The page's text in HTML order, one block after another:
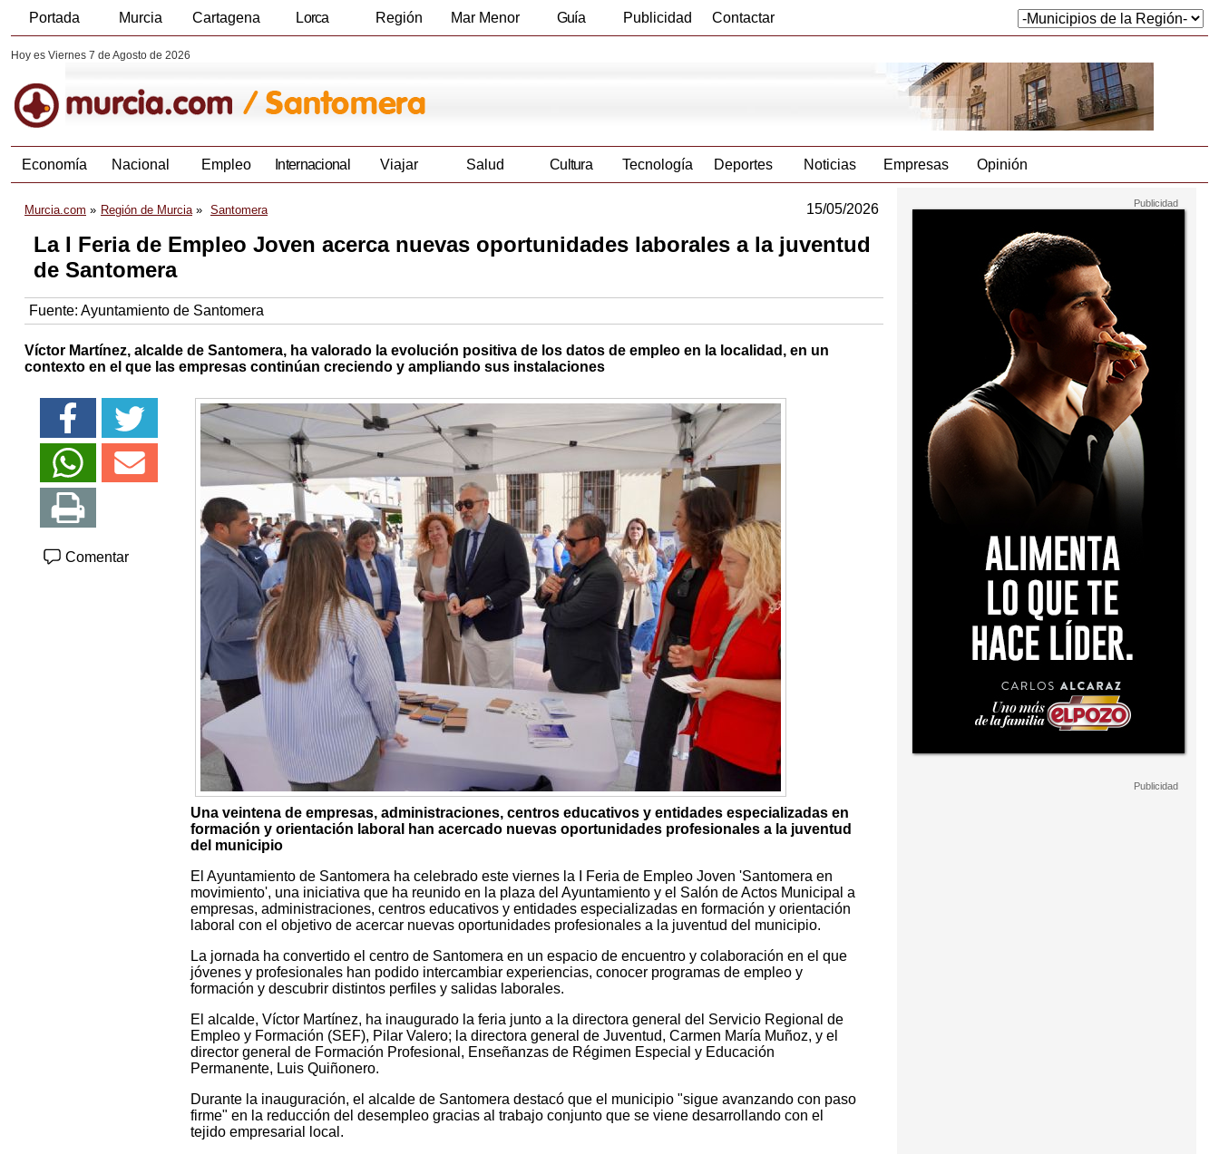
Portada Murcia Cartagena Lorca Región Mar Menor Guía Publicidad Contactar
Hoy es Viernes 7 de Agosto de 2026
Economía Nacional Empleo Internacional Viajar Salud Cultura Tecnología Deportes Noticias Empresas Opinión
Murcia.com Región de Murcia Santomera 15/05/2026
La I Feria de Empleo Joven acerca nuevas oportunidades laborales a la juventud
de Santomera
Fuente: Ayuntamiento de Santomera
Víctor Martínez, alcalde de Santomera, ha valorado la evolución positiva de los datos de empleo en la localidad, en un
contexto en el que las empresas continúan creciendo y ampliando sus instalaciones
Comentar
Una veintena de empresas, administraciones, centros educativos y entidades especializadas en
formación y orientación laboral han acercado nuevas oportunidades profesionales a la juventud
del municipio
El Ayuntamiento de Santomera ha celebrado este viernes la I Feria de Empleo Joven 'Santomera en
movimiento', una iniciativa que ha reunido en la plaza del Ayuntamiento y el Salón de Actos Municipal a
empresas, administraciones, centros educativos y entidades especializadas en formación y orientación
laboral con el objetivo de acercar nuevas oportunidades profesionales a la juventud del municipio.
La jornada ha convertido el centro de Santomera en un espacio de encuentro y colaboración en el que
jóvenes y profesionales han podido intercambiar experiencias, conocer programas de empleo y
formación y descubrir distintos perfiles y salidas laborales.
El alcalde, Víctor Martínez, ha inaugurado la feria junto a la directora general del Servicio Regional de
Empleo y Formación (SEF), Pilar Valero; la directora general de Juventud, Carmen María Muñoz, y el
director general de Formación Profesional, Enseñanzas de Régimen Especial y Educación
Permanente, Luis Quiñonero.
Durante la inauguración, el alcalde de Santomera destacó que el municipio "sigue avanzando con paso
firme" en la reducción del desempleo gracias al trabajo conjunto que se viene desarrollando con el
tejido empresarial local.